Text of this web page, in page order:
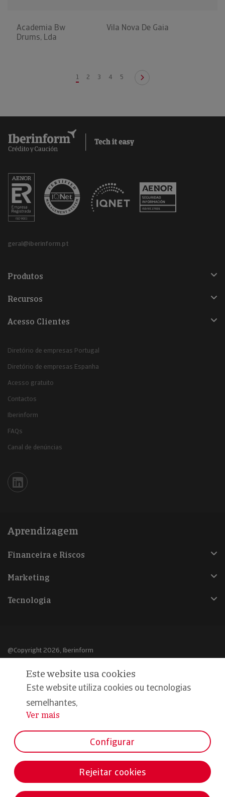
Academia Bw
Drums, Lda
Vila Nova De Gaia
1 2 3 4 5
geral@iberinform.pt
Produtos
Recursos
Acesso Clientes
Diretório de empresas Portugal
Diretório de empresas Espanha
Acesso gratuito
Contactos
Iberinform
FAQs
Canal de denúncias
Iberinform en Linkedin
Aprendizagem
Financeira e Riscos
Marketing
Tecnologia
@Copyright 2026, Iberinform
Aviso legal
Política de cookies
Declaração de privacidade
Este website usa cookies
Este website utiliza cookies ou tecnologias
semelhantes,
...
Ver mais
Configurar
Rejeitar cookies